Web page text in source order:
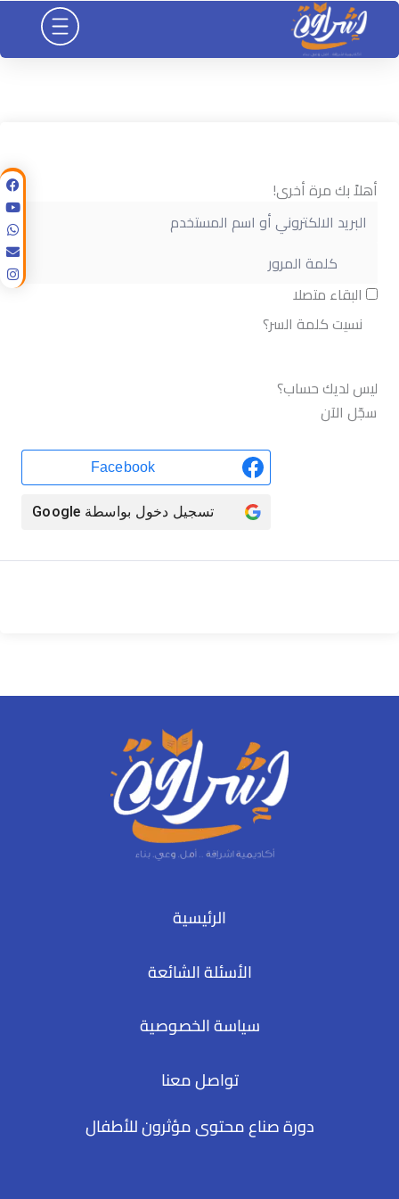
تخطي
المحتوى
أهلاً بك مرة أخرى!
البقاء متصلا
نسيت كلمة السر؟
ليس لديك حساب؟
سجّل الآن
Facebook
تسجيل دخول بواسطة Google
الرئيسية
الأسئلة الشائعة
سياسة الخصوصية
تواصل معنا
دورة صناع محتوى مؤثرون للأطفال